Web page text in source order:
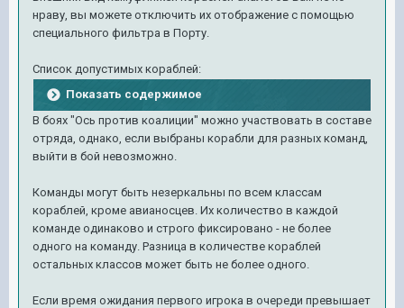
нраву, вы можете отключить их отображение с помощью
специального фильтра в Порту.
Список допустимых кораблей:
Показать содержимое
В боях "Ось против коалиции" можно участвовать в составе
отряда, однако, если выбраны корабли для разных команд,
выйти в бой невозможно.
Команды могут быть незеркальны по всем классам
кораблей, кроме авианосцев. Их количество в каждой
команде одинаково и строго фиксировано - не более
одного на команду. Разница в количестве кораблей
остальных классов может быть не более одного.
Если время ожидания первого игрока в очереди превышает